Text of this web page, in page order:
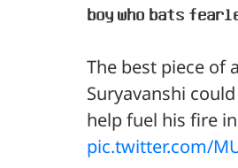
𝗯𝗼𝘆 𝘄𝗵𝗼 𝗯𝗮𝘁𝘀
The best piece of
Suryavanshi
help fuel his fire
pic.twitter.com/